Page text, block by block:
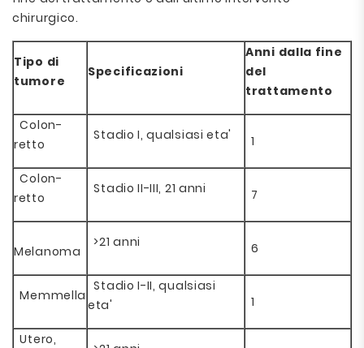
chirurgico.
Tipo di
tumore
Specificazioni
Anni dalla fine
del
trattamento
Colon-
retto
Stadio I, qualsiasi eta' 1
Colon-
retto
Stadio II-III, 21 anni 7
Melanoma
>21 anni 6
Memmella
Stadio I-II, qualsiasi
eta'
1
Utero,